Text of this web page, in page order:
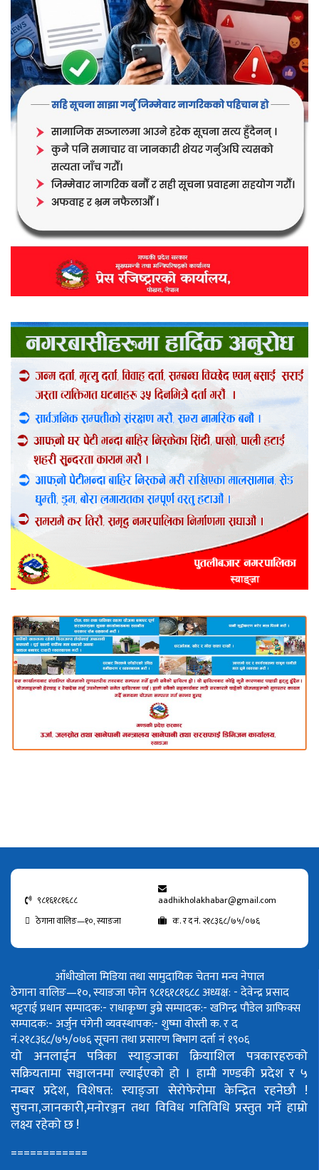
९८१६१८१६८८
aadhikholakhabar@gmail.com
ठेगाना वालिङ—१०, स्याङजा
क. र द नं. २१८३६८/७५/०७६
आँधीखोला मिडिया तथा सामुदायिक चेतना मन्च नेपाल
ठेगाना वालिङ—१०, स्याङजा फोन ९८१६१८१६८८अध्यक्ष: - देवेन्द्र प्रसाद
भट्टराईप्रधान सम्पादक:- राधाकृष्ण डुम्रेसम्पादक:- खगिन्द्र पौडेलग्राफिक्स
सम्पादक:- अर्जुन पंगेनीव्यवस्थापक:- शुष्मा वोस्तीक. र द
नं.२१८३६८/७५/०७६सूचना तथा प्रसारण बिभाग दर्ता नं १९०६
यो अनलाईन पत्रिका स्याङ्जाका क्रियाशिल पत्रकारहरुको
सक्रियतामा सञ्चालनमा ल्याईएको हो । हामी गण्डकी प्रदेश र ५
नम्बर प्रदेश, विशेषत: स्याङ्जा सेरोफेरोमा केन्द्रित रहनेछौ !
सुचना,जानकारी,मनोरञ्जन तथा विविध गतिविधि प्रस्तुत गर्ने हाम्रो
लक्ष्य रहेको छ !
============